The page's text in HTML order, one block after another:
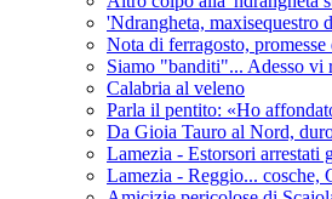
'Ndrangheta, maxisequestro
Nota di ferragosto,
Siamo "banditi"... Adesso vi
Calabria al veleno
Parla il pentito: «Ho
Da Gioia Tauro al Nord,
Lamezia - Estorsori arrestati
Lamezia - Reggio... cosche,